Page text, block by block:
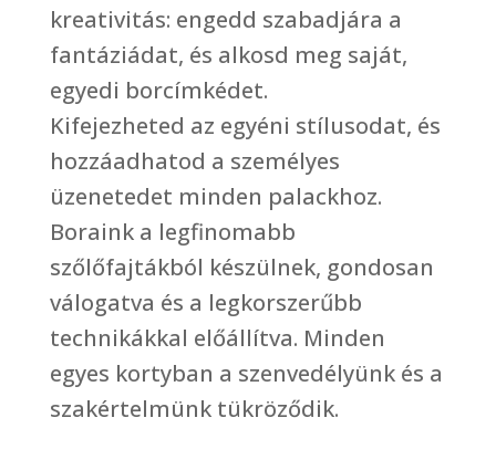
kreativitás: engedd szabadjára a
fantáziádat, és alkosd meg saját,
egyedi borcímkédet.
Kifejezheted az egyéni stílusodat, és
hozzáadhatod a személyes
üzenetedet minden palackhoz.
Boraink a legfinomabb
szőlőfajtákból készülnek, gondosan
válogatva és a legkorszerűbb
technikákkal előállítva. Minden
egyes kortyban a szenvedélyünk és a
szakértelmünk tükröződik.